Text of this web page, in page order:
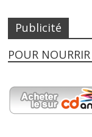
Publicité
POUR